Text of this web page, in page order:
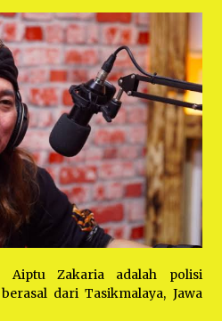
Aiptu Zakaria adalah polisi
dari Tasikmalaya, Jawa